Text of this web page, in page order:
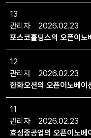
13
포스코홀딩스의 오픈이노
관리자 2026.02.23
12
한화오션의 오픈이노베이
관리자 2026.02.23
11
효성중공업의 오픈이노베
관리자 2026.02.23